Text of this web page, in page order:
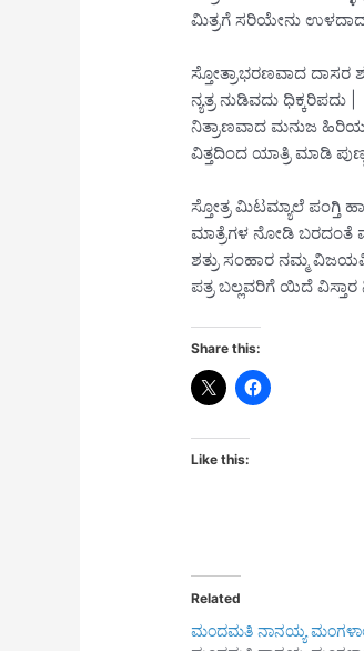
ಮಿತ್ರಗೆ ಸರಿಯೇನು
ಸ್ತೋತ್ರಾಭರಣವಾದ ದಾಸರ
ನ್ಯತ್ರ ನುಡಿವದು ಧಿಕ್ಕರಿಪದು |
ನಿತ್ರಾಣವಾದ ಮನುಜ
ವಿತ್ತದಿಂದ ಯಾತ್ರಿ ಮಾಡಿ
ಸ್ತೋತ್ರ ಮಿಟಮ್ಯಾಲೆ ಪಂಗ್ತಿ
ಮಾತ್ರೆಗಳ ನೋಡಿ ಬರದಂತೆ
ಶತ್ರು ಸಂಹಾರ ನಮ್ಮ
ಪತ್ರ ಬಲ್ಲವರಿಗೆ ಯಿದೆ
Share this:
Like this:
Related
ಮಂದಮತಿ ನಾನಯ್ಯ